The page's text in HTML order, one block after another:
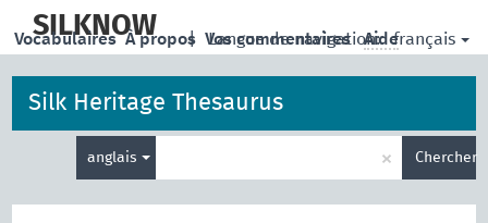
main
SILKNOW | Langue de navigation: français
Vocabulaires À propos Vos commentaires Aide
Silk Heritage Thesaurus
anglais
de
× Chercher